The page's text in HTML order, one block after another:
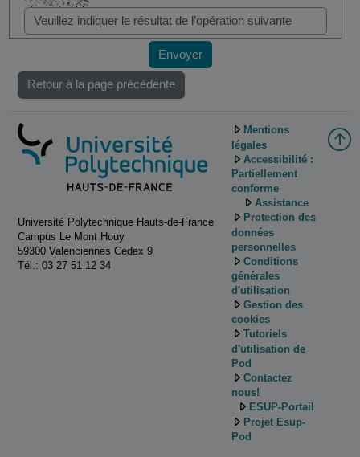
Envoyer
Retour à la page précédente
Université Polytechnique Hauts-de-France
Campus Le Mont Houy
59300 Valenciennes Cedex 9
Tél.: 03 27 51 12 34
Mentions
légales
Accessibilité :
Partiellement
conforme
Assistance
Protection des
données
personnelles
Conditions
générales
d'utilisation
Gestion des
cookies
Tutoriels
d'utilisation de
Pod
Contactez
nous!
ESUP-Portail
Projet Esup-
Pod